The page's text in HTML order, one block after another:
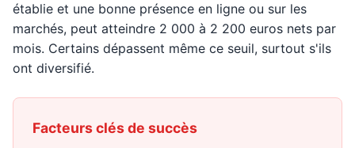
établie et une bonne présence en ligne ou sur les
marchés, peut atteindre 2 000 à 2 200 euros nets par
mois. Certains dépassent même ce seuil, surtout s'ils
ont diversifié.
Facteurs clés de succès